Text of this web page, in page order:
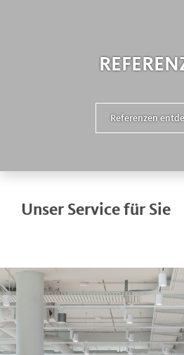
Referenzen
Unser Service für Sie